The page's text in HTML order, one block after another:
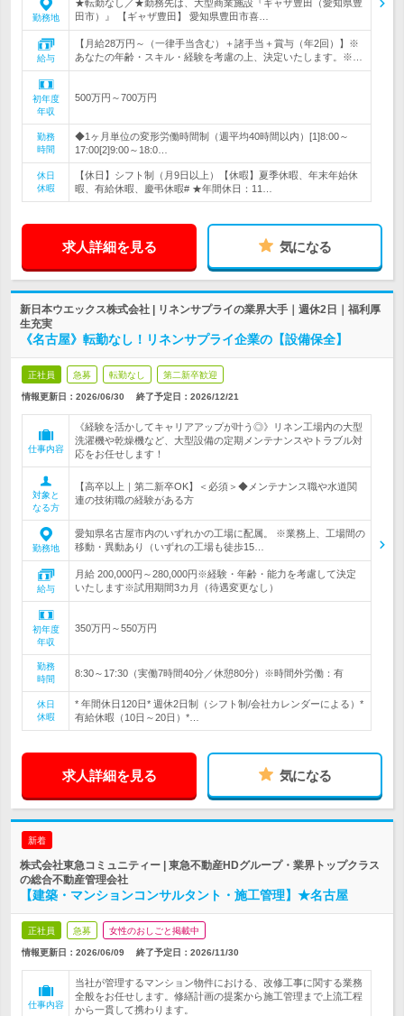
勤務地
★転勤なし／★勤務先は、大型商業施設『ギャザ豊田（愛知県豊
田市）』 【ギャザ豊田】 愛知県豊田市喜…
給与
【月給28万円～（一律手当含む）＋諸手当＋賞与（年2回）】※
あなたの年齢・スキル・経験を考慮の上、決定いたします。※…
初年度
年収
500万円～700万円
勤務
時間
◆1ヶ月単位の変形労働時間制（週平均40時間以内）[1]8:00～
17:00[2]9:00～18:0…
休日
休暇
【休日】シフト制（月9日以上）【休暇】夏季休暇、年末年始休
暇、有給休暇、慶弔休暇# ★年間休日：11…
求人詳細を見る 気になる
新日本ウエックス株式会社 | リネンサプライの業界大手｜週休2日｜福利厚
生充実
《名古屋》転勤なし！リネンサプライ企業の【設備保全】
正社員 急募 転勤なし 第二新卒歓迎
情報更新日：2026/06/30 終了予定日： 2026/12/21
仕事内容
《経験を活かしてキャリアアップが叶う◎》リネン工場内の大型
洗濯機や乾燥機など、大型設備の定期メンテナンスやトラブル対
応をお任せします！
対象と
なる方
【高卒以上｜第二新卒OK】＜必須＞◆メンテナンス職や水道関
連の技術職の経験がある方
勤務地
愛知県名古屋市内のいずれかの工場に配属。 ※業務上、工場間の
移動・異動あり（いずれの工場も徒歩15…
給与
月給 200,000円～280,000円※経験・年齢・能力を考慮して決定
いたします※試用期間3カ月（待遇変更なし）
初年度
年収
350万円～550万円
勤務
時間
8:30～17:30（実働7時間40分／休憩80分）※時間外労働：有
休日
休暇
* 年間休日120日* 週休2日制（シフト制/会社カレンダーによる）*
有給休暇（10日～20日）*…
求人詳細を見る 気になる
新着
株式会社東急コミュニティー | 東急不動産HDグループ・業界トップクラス
の総合不動産管理会社
【建築・マンションコンサルタント・施工管理】★名古屋
正社員 急募 女性のおしごと掲載中
情報更新日：2026/06/09 終了予定日： 2026/11/30
仕事内容
当社が管理するマンション物件における、改修工事に関する業務
全般をお任せします。修繕計画の提案から施工管理まで上流工程
から一貫して携わります。